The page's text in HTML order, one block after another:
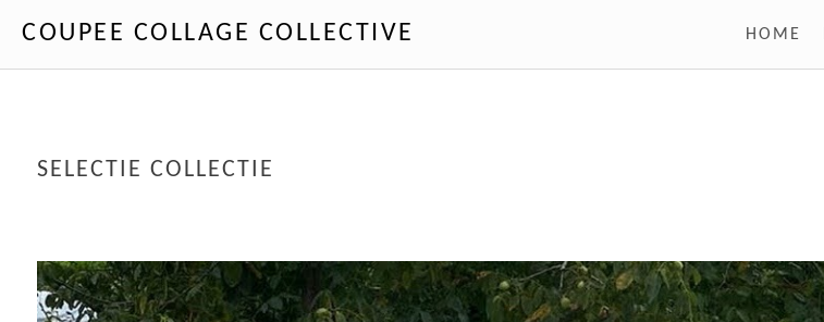
COUPEE COLLAGE COLLECTIVE HOME
SELECTIE COLLECTIE